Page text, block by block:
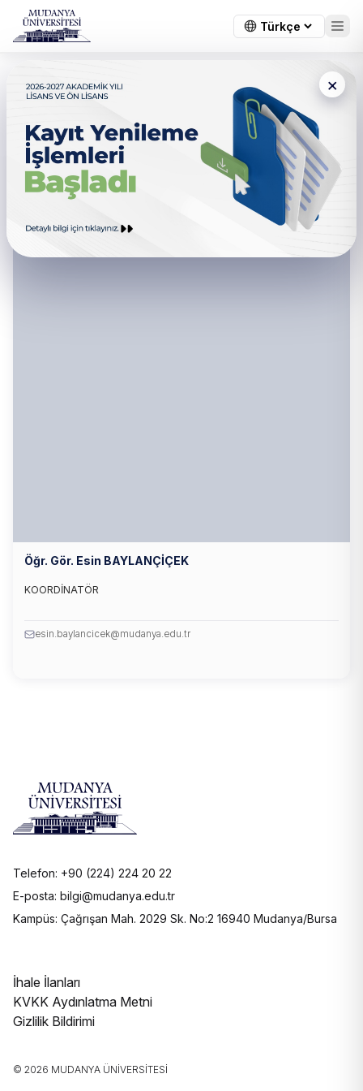
×
YÖK İletişim Koordinatörlüğü
Öğr. Gör. Esin BAYLANÇİÇEK
KOORDİNATÖR
esin.baylancicek@mudanya.edu.tr
Telefon: +90 (224) 224 20 22
E-posta: bilgi@mudanya.edu.tr
Kampüs: Çağrışan Mah. 2029 Sk. No:2 16940 Mudanya/Bursa
İhale İlanları
KVKK Aydınlatma Metni
Gizlilik Bildirimi
© 2026 MUDANYA ÜNIVERSITESI